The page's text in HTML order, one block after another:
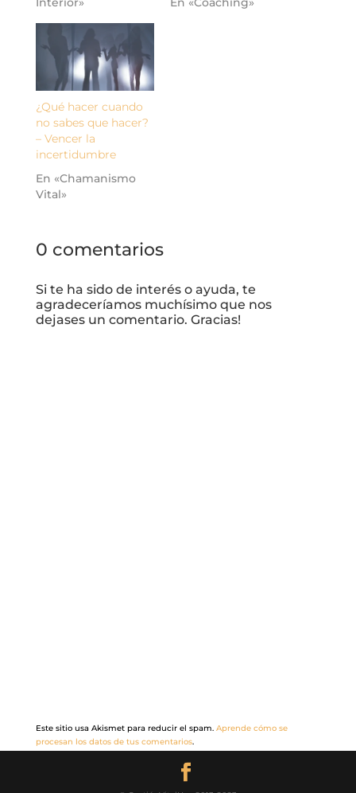
¿Qué hacer cuando
no sabes que hacer?
– Vencer la
incertidumbre
En «Chamanismo
Vital»
0 comentarios
Si te ha sido de interés o ayuda, te
agradeceríamos muchísimo que nos
dejases un comentario. Gracias!
Este sitio usa Akismet para reducir el spam. Aprende cómo se
procesan los datos de tus comentarios.